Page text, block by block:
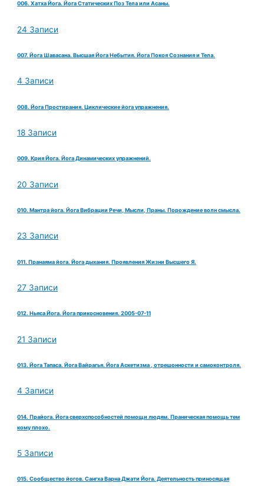
006. Хатха Йога. Йога Статических Поз Тела или Асаны.
24 Записи
007. Йога Шавасана. Высшая Йога Небытия. Йога Покоя Сознания и Тела.
4 Записи
008. Йога Простирания. Циклические йога упражнения.
18 Записи
009. Крия Йога. Йога Динамических упражнений.
20 Записи
010. Мантра йога. Йога Вибрации Речи, Мысли, Праны. Порождение волн смысла.
23 Записи
011. Пранаяма йога. Йога дыхания. Проявления Жизни Высшего Я.
27 Записи
012. Ньяса Йога. Йога прикосновения. 2005-07-11
21 Записи
013. Йога Тапаса. Йога Вайрагья. Йога Аскетизма , отрешонности и самоконтроля.
4 Записи
014. Прайога. Йога сверхспособностей помощи людям. Праническая помощь тем
кому плохо.
5 Записи
015. Сообщество йогов. Сангха Варна Джати Йога. Деятельность приносящая